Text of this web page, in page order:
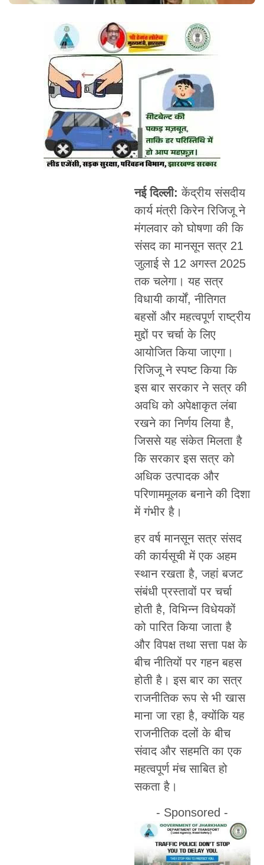
नई दिल्ली:केंद्रीय संसदीय
कार्य मंत्री किरेन रिजिजू ने
मंगलवार को घोषणा की कि
संसद का मानसून सत्र 21
जुलाई से 12 अगस्त 2025
तक चलेगा। यह सत्र
विधायी कार्यों, नीतिगत
बहसों और महत्वपूर्ण राष्ट्रीय
मुद्दों पर चर्चा के लिए
आयोजित किया जाएगा।
रिजिजू ने स्पष्ट किया कि
इस बार सरकार ने सत्र की
अवधि को अपेक्षाकृत लंबा
रखने का निर्णय लिया है,
जिससे यह संकेत मिलता है
कि सरकार इस सत्र को
अधिक उत्पादक और
परिणाममूलक बनाने की दिशा
में गंभीर है।
हर वर्ष मानसून सत्र संसद
की कार्यसूची में एक अहम
स्थान रखता है, जहां बजट
संबंधी प्रस्तावों पर चर्चा
होती है, विभिन्न विधेयकों
को पारित किया जाता है
और विपक्ष तथा सत्ता पक्ष के
बीच नीतियों पर गहन बहस
होती है। इस बार का सत्र
राजनीतिक रूप से भी खास
माना जा रहा है, क्योंकि यह
राजनीतिक दलों के बीच
संवाद और सहमति का एक
महत्वपूर्ण मंच साबित हो
सकता है।
- Sponsored -